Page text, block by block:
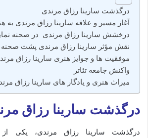
درگذشت سارینا رزاق مرندی
آغاز مسیر و علاقه سارینا رزاق مرندی به
درخشش سارینا رزاق مرندی در صحنه
نقش مؤثر سارینا رزاق مرندی پشت صحنه
موفقیت‌ ها و جوایز هنری سارینا رزاق
واکنش جامعه تئاتر
میراث هنری و یادگار های سارینا رزاق
درگذشت سارینا رزاق
‌‌درگذشت سارینا رزاق مرندی، یکی